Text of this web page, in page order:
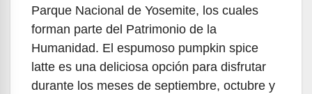
Parque Nacional de Yosemite, los cuales
forman parte del Patrimonio de la
Humanidad. El espumoso pumpkin spice
latte es una deliciosa opción para disfrutar
durante los meses de septiembre, octubre y